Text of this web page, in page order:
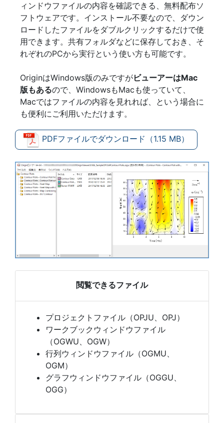
ィンドウファイルの内容を確認できる、無料配布ソ
フトウェアです。インストール不要なので、ダウン
ロードしたファイルをダブルクリックするだけで使
用できます。共有フォルダなどに保存しておき、そ
れぞれのPCから実行という使い方も可能です。
OriginはWindows版のみですがビューアーはMac
版もあるので、WindowsもMacも使っていて、
Macではファイルの内容を見れれば、という場合に
も便利にご利用いただけます。
PDFファイルでダウンロード（1.15 MB）
閲覧できるファイル
プロジェクトファイル（OPJU、OPJ）
ワークブックウィンドウファイル
（OGWU、OGW）
行列ウィンドウファイル（OGMU、
OGM）
グラフウィンドウファイル（OGGU、
OGG）